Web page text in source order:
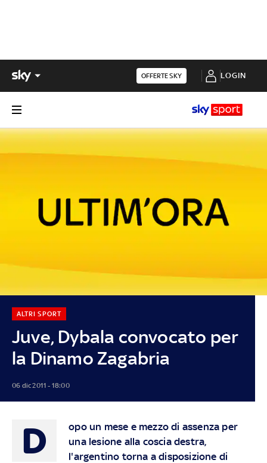
OFFERTE SKY LOGIN
Juve, Dybala convocato per
la Dinamo Zagabria
ALTRI SPORT
06 dic 2011 - 18:00
D
opo un mese e mezzo di assenza per
una lesione alla coscia destra,
l'argentino torna a disposizione di